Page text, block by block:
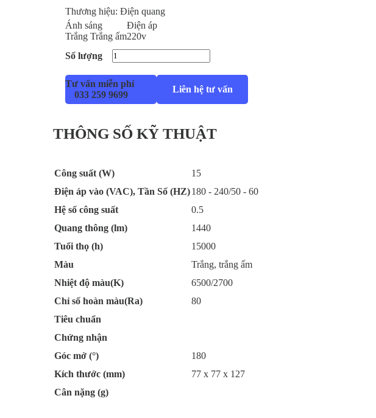
Thương hiệu: Điện quang
Ánh sáng
Trắng Trắng ấm
Điện áp
220v
Số lượng
Tư vấn miễn phí
033 259 9699
Liên hệ tư vấn
THÔNG SỐ KỸ THUẬT
Công suất (W)
15
Điện áp vào (VAC), Tần Số (HZ)180 - 240/50 - 60
Hệ số công suất
0.5
Quang thông (lm)
1440
Tuổi thọ (h)
15000
Màu
Trắng, trắng ấm
Nhiệt độ màu(K)
6500/2700
Chỉ số hoàn màu(Ra)
80
Tiêu chuẩn
Chứng nhận
Góc mở (°)
180
Kích thước (mm)
77 x 77 x 127
Cân nặng (g)